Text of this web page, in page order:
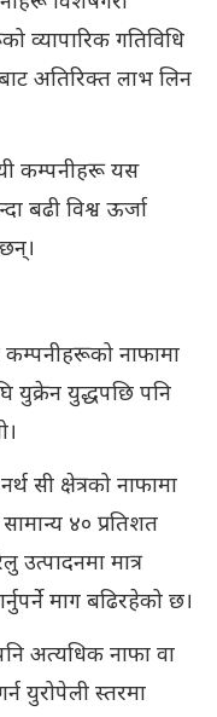
व्यापारिक गतिविधि
अतिरिक्त लाभ लिन
कम्पनीहरू यस
बढी विश्व ऊर्जा
नाफामा
युद्धपछि पनि
सी क्षेत्रको नाफामा
४० प्रतिशत
मात्र
माग बढिरहेको छ।
पनि अत्यधिक नाफा वा
युरोपेली स्तरमा